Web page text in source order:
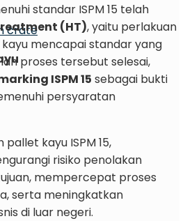
standar ISPM 15 telah
(HT), yaitu perlakuan
mencapai standar yang
proses tersebut selesai,
ISPM 15 sebagai bukti
persyaratan
kayu ISPM 15,
risiko penolakan
mempercepat proses
serta meningkatkan
di luar negeri.